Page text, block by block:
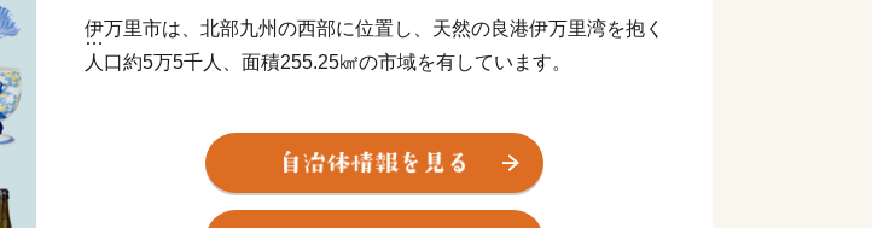
伊万里市は、北部九州の西部に位置し、天然の良港伊万里湾を抱く
人口約5万5千人、面積255.25㎢の市域を有しています。
古伊万里や石炭の積出港として栄え、「古伊万里文化」の香りが漂
う焼き物などを市内の随所で見ることができる風光明媚なまちで